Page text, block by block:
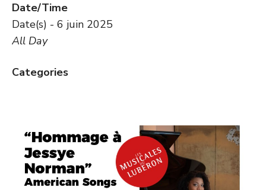
Date/Time
Date(s) - 6 juin 2025
All Day
Categories